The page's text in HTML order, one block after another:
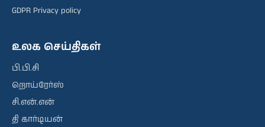
GDPR Privacy policy
உலக செய்திகள்
பி.பி.சி
றொய்ரேர்ஸ்
சி.என்.என்
தி கார்டியன்